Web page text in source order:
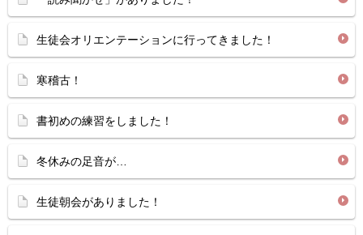
生徒会オリエンテーションに行ってきました！
寒稽古！
書初めの練習をしました！
冬休みの足音が…
生徒朝会がありました！